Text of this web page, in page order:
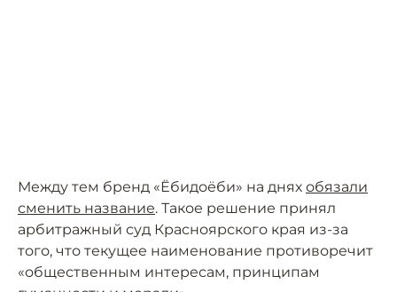
Между тем бренд «Ёбидоёби» на днях обязали
сменить название. Такое решение принял
арбитражный суд Красноярского края из-за
того, что текущее наименование противоречит
«общественным интересам, принципам